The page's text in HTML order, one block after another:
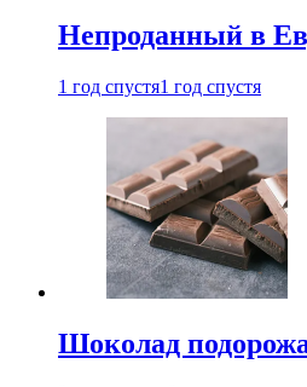
Непроданный в
1 год спустя1 год спустя
Шоколад